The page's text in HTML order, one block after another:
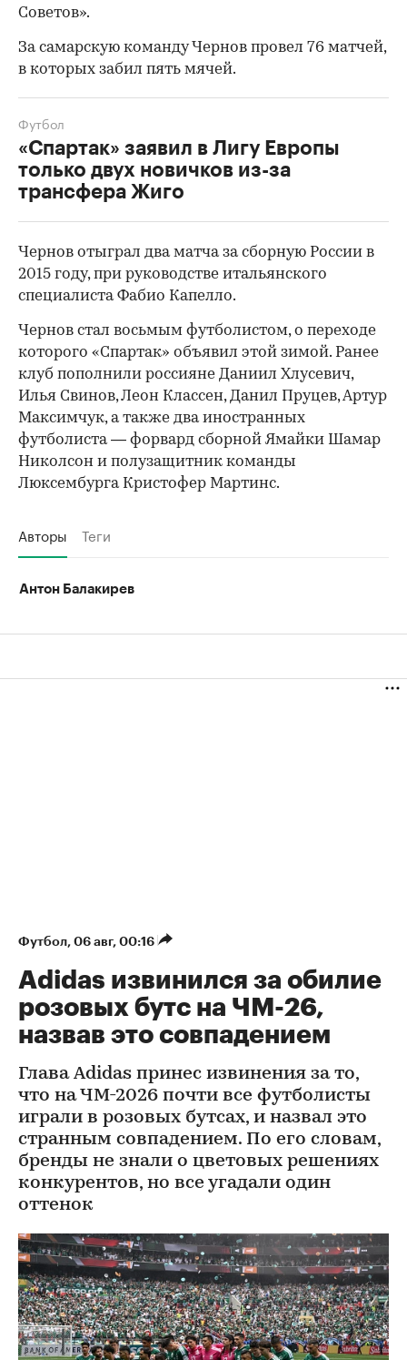
Советов».
За самарскую команду Чернов провел 76 матчей,
в которых забил пять мячей.
«Спартак» заявил в Лигу Европы
только двух новичков из-за
трансфера Жиго
Футбол
Чернов отыграл два матча за сборную России в
2015 году, при руководстве итальянского
специалиста Фабио Капелло.
Чернов стал восьмым футболистом, о переходе
которого «Спартак» объявил этой зимой. Ранее
клуб пополнили россияне Даниил Хлусевич,
Илья Свинов, Леон Классен, Данил Пруцев, Артур
Максимчук, а также два иностранных
футболиста — форвард сборной Ямайки Шамар
Николсон и полузащитник команды
Люксембурга Кристофер Мартинс.
Авторы Теги
Антон Балакирев
Футбол 06 авг, 00:16
Adidas извинился за обилие
розовых бутс на ЧМ-26,
назвав это совпадением
Глава Adidas принес извинения за то,
что на ЧМ-2026 почти все футболисты
играли в розовых бутсах, и назвал это
странным совпадением. По его словам,
бренды не знали о цветовых решениях
конкурентов, но все угадали один
оттенок